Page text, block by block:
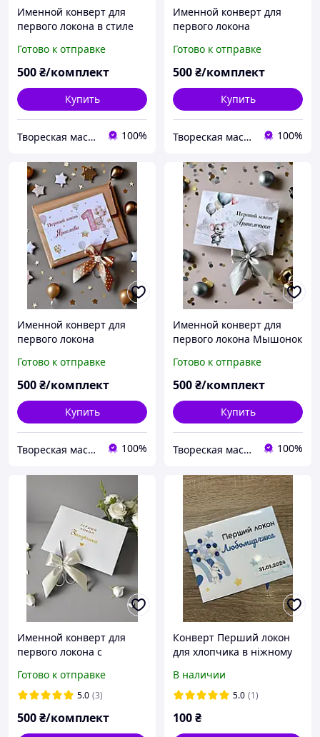
Именной конверт для
первого локона в стиле
Босс с ножницами
Готово к отправке
500₴/комплект
Купить
Твореская мастерская "JulArts" 100%
Именной конверт для
первого локона
ножницами
Готово к отправке
500₴/комплект
Купить
Твореская мастерская "JulArts" 100%
Именной конверт для
первого локона
ножницами
Готово к отправке
500₴/комплект
Купить
Твореская мастерская "JulArts" 100%
Именной конверт для
первого локона Мышонок
Готово к отправке
500₴/комплект
Купить
Твореская мастерская "JulArts" 100%
Именной конверт для
первого локона с
Готово к отправке
5.0 (3)
500₴/комплект
Конверт Перший локон
для хлопчика в ніжному
"Зайчик з кульками"
В наличии
5.0 (1)
100₴